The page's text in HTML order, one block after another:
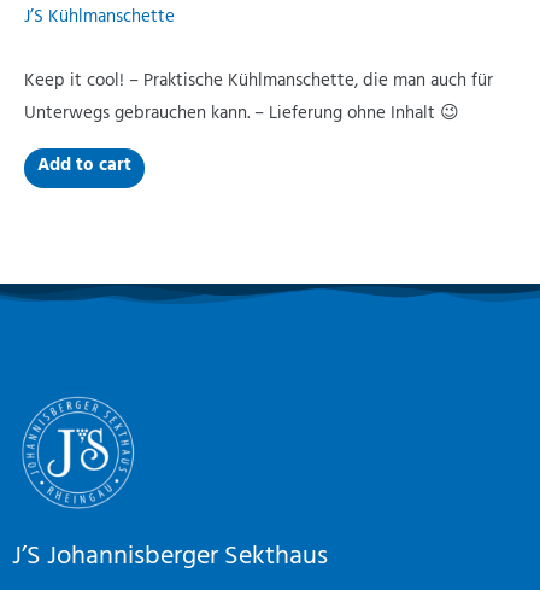
Rated
0
J’S Kühlmanschette
Keep it cool! – Praktische Kühlmanschette, die man auch für
Unterwegs gebrauchen kann. – Lieferung ohne Inhalt 😉
Add to cart
J’S Johannisberger Sekthaus